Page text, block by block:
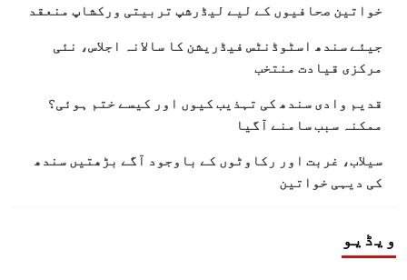
خواتین صحافیوں کے لیے لیڈرشپ تربیتی ورکشاپ منعقد
جیئے سندھ اسٹوڈنٹس فیڈریشن کا سالانہ اجلاس، نئی
مرکزی قیادت منتخب
قدیم وادی سندھ کی تہذیب کیوں اور کیسے ختم ہوئی؟
ممکنہ سبب سامنے آگیا
سیلاب، غربت اور رکاوٹوں کے باوجود آگے بڑھتیں سندھ
کی دیہی خواتین
ویڈیو